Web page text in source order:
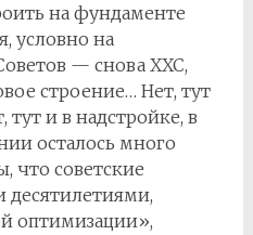
на фундаменте
условно на
— снова ХХС,
строение… Нет, тут
и в надстройке, в
осталось много
что советские
оптимизации»,